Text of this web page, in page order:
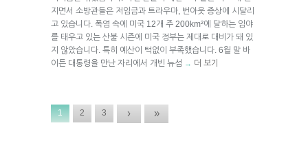
지면서 소방관들은 저임금과 트라우마, 번아웃 증상에 시달리
고 있습니다. 폭염 속에 미국 12개 주 200km²에 달하는 임야
를 태우고 있는 산불 시즌에 미국 정부는 제대로 대비가 돼 있
지 않았습니다. 특히 예산이 턱없이 부족했습니다. 6월 말 바
이든 대통령을 만난 자리에서 개빈 뉴섬 → 더 보기
1 2 3 › »